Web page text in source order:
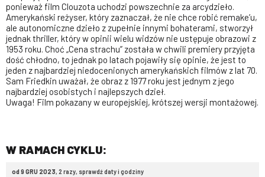
ponieważ film Clouzota uchodzi powszechnie za arcydzieło.
Amerykański reżyser, który zaznaczał, że nie chce robić remake’u,
ale autonomiczne dzieło z zupełnie innymi bohaterami, stworzył
jednak thriller, który w opinii wielu widzów nie ustępuje obrazowi z
1953 roku. Choć „Cena strachu” została w chwili premiery przyjęta
dość chłodno, to jednak po latach pojawiły się opinie, że jest to
jeden z najbardziej niedocenionych amerykańskich filmów z lat 70.
Sam Friedkin uważał, że obraz z 1977 roku jest jednym z jego
najbardziej osobistych i najlepszych dzieł.
Uwaga! Film pokazany w europejskiej, krótszej wersji montażowej.
W RAMACH CYKLU:
od 9 GRU 2023, 2 razy, sprawdź daty i godziny